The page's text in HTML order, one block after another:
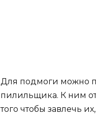
Для подмоги можно
пилильщика. К ним
того чтобы завлечь